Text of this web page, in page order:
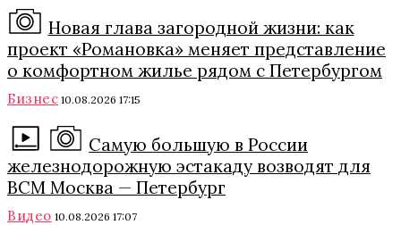
Новая глава загородной жизни: как
проект «Романовка» меняет представление
о комфортном жилье рядом с Петербургом
Бизнес 10.08.2026 17:15
Самую большую в России
железнодорожную эстакаду возводят для
ВСМ Москва — Петербург
Видео 10.08.2026 17:07